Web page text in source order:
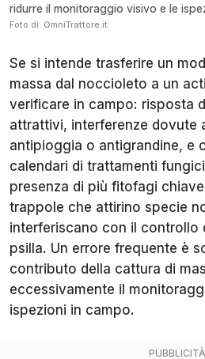
ridurre il monitoraggio visivo e le
Foto di: OmniTrattore.it
Se si intende trasferire un
massa dal noccioleto a un
verificare in campo: risposta
attrattivi, interferenze dovute
antipioggia o antigrandine, e
calendari di trattamenti
presenza di più fitofagi
trappole che attirino specie
interferiscano con il controllo
psilla. Un errore frequente è
contributo della cattura di
eccessivamente il
ispezioni in campo.